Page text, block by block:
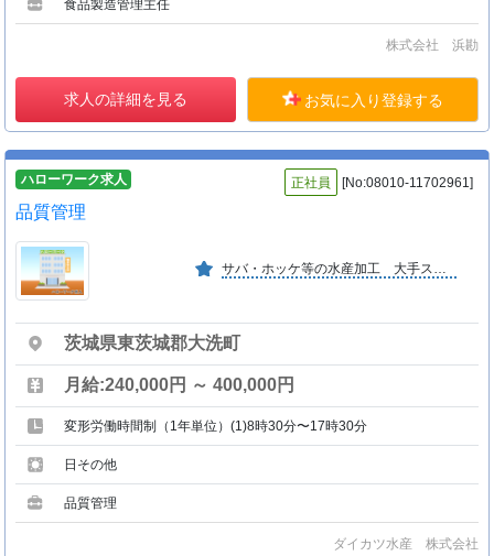
食品製造管理主任
株式会社 浜勘
求人の詳細を見る お気に入り登録する
ハローワーク求人 正社員 [No:08010-11702961]
品質管理
サバ・ホッケ等の水産加工 大手スーパー・生協等へ納品する干物や焼魚等のレトルト製品を製造しています。
茨城県東茨城郡大洗町
月給:240,000円 ～ 400,000円
変形労働時間制（1年単位）(1)8時30分〜17時30分
日その他
品質管理
ダイカツ水産 株式会社